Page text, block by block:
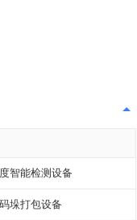
智能检测设备
垛打包设备